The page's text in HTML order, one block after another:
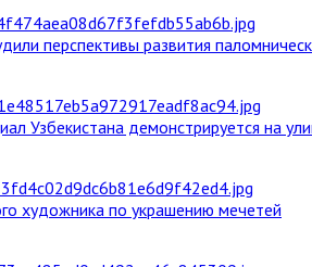
перспективы развития
Узбекистана демонстрируется на
художника по украшению мечетей